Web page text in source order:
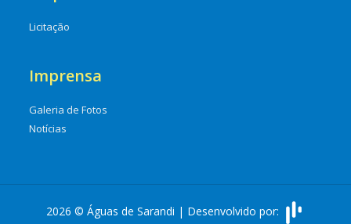
Licitação
Imprensa
Galeria de Fotos
Notícias
2026 © Águas de Sarandi | Desenvolvido por: